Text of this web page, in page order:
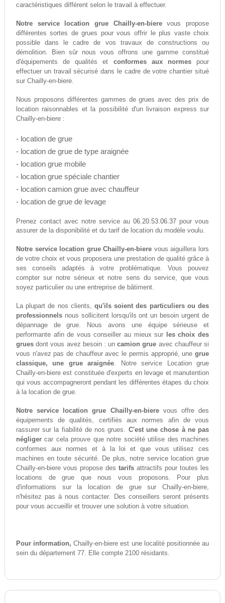
caractéristiques différent selon le travail à effectuer.
Notre service location grue Chailly-en-bierevous propose
différentes sortes de grues pour vous offrir le plus vaste choix
possible dans le cadre de vos travaux de constructions ou
démolition. Bien sûr nous vous offrons une gamme constitué
d'équipements de qualités et conformes aux normespour
effectuer un travail sécurisé dans le cadre de votre chantier situé
sur Chailly-en-biere.
Nous proposons différentes gammes de grues avec des prix de
location raisonnables et la possibilité d'un livraison express sur
Chailly-en-biere :
- location de grue
- location de grue de type araignée
- location grue mobile
- location grue spéciale chantier
- location camion grue avec chauffeur
- location de grue de levage
Prenez contact avec notre service au06.20.53.06.37 pour vous
assurer de la disponibilité et du tarif de location du modèle voulu.
Notre service location grue Chailly-en-biere vous aiguillera lors
de votre choix et vous proposera une prestation de qualité grâce à
ses conseils adaptés à votre problématique. Vous pouvez
compter sur notre sérieux et notre sens du service, que vous
soyez particulier ou une entreprise de bâtiment.
La plupart de nos clients, qu'ils soient des particuliers ou des
professionnelsnous sollicitent lorsqu'ils ont un besoin urgent de
dépannage de grue. Nous avons une équipe sérieuse et
performante afin de vous conseiller au mieux sur
les choix des
gruesdont vous avez besoin : uncamion grue avec chauffeur si
vous n'avez pas de chauffeur avec le permis approprié, unegrue
classique, une grue araignée. Notre service Location grue
Chailly-en-biere est constituée d'experts en levage et manutention
qui vous accompagneront pendant les différentes étapes du choix
à la location de grue.
Notre service location grue Chailly-en-bierevous offre des
équipements de qualités, certifiés aux normes afin de vous
rassurer sur la fiabilité de nos grues. C'est une chose à ne pas
négligercar cela prouve que notre société utilise des machines
conformes aux normes et à la loi et que vous utilisez ces
machines en toute sécurité. De plus, notre service location grue
Chailly-en-biere vous propose des tarifs attractifs pour toutes les
locations de grue que nous vous proposons. Pour plus
d'informations sur la location de grue sur Chailly-en-biere,
n'hésitez pas à nous contacter. Des conseillers seront présents
pour vous accueillir et trouver une solution à votre situation.
Pour information, Chailly-en-biere est une localité positionnée au
sein du département 77. Elle compte 2100 résidants.